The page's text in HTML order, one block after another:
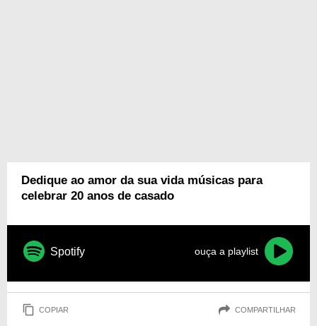
Dedique ao amor da sua vida músicas para
celebrar 20 anos de casado
Spotify ouça a playlist
COPIAR COMPARTILHAR